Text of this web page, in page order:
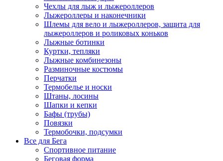
Чехлы для лыж и лыжероллеров
Лыжероллеры и наконечники
Шлемы для вело и лыжероллеров, защита для
лыжероллеров и роликовых коньков
Лыжные ботинки
Куртки, тепляки
Лыжные комбинезоны
Разминочные костюмы
Перчатки
Термобелье и носки
Штаны, лосины
Шапки и кепки
Бафы (трубы)
Повязки
Термобочки, подсумки
Все для Бега
Спортивное питание
Беговая форма